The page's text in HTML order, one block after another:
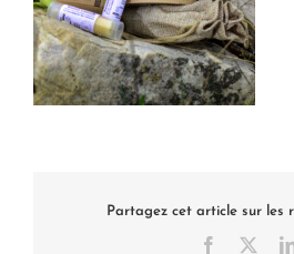
Partagez cet article sur les
Facebook